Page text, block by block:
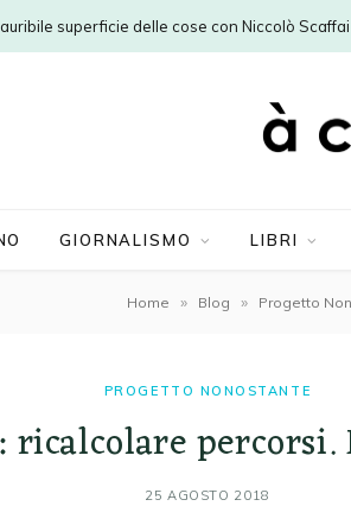
superficie delle cose con Niccolò
GIORNALISMO LIBRI
Home » Blog » Progetto
PROGETTO NONOSTANTE
ricalcolare percorsi.
25 AGOSTO 2018